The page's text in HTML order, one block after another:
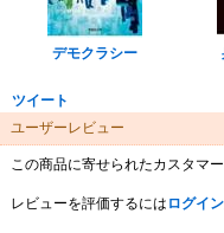
デモクラシー
ツイート
ユーザーレビュー
この商品に寄せられたカスタマ
レビューを評価するには ログイン